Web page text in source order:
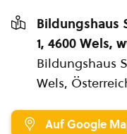
Bildungshaus
1, 4600 Wels,
Bildungshaus
Wels,
Auf Google